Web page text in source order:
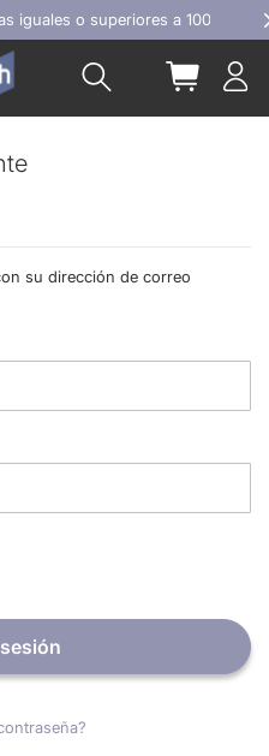
Ir
al
contenido
iguales o superiores a 100€
Buscar Mi
su dirección de correo